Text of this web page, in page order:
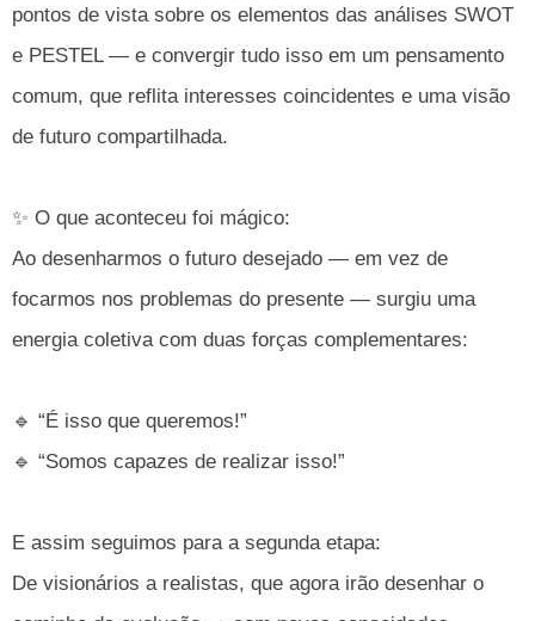
pontos de vista sobre os elementos das análises SWOT
e PESTEL — e convergir tudo isso em um pensamento
comum, que reflita interesses coincidentes e uma visão
de futuro compartilhada.
✨ O que aconteceu foi mágico:
Ao desenharmos o futuro desejado — em vez de
focarmos nos problemas do presente — surgiu uma
energia coletiva com duas forças complementares:
🔹 “É isso que queremos!”
🔹 “Somos capazes de realizar isso!”
E assim seguimos para a segunda etapa:
De visionários a realistas, que agora irão desenhar o